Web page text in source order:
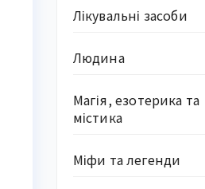
Лікувальні засоби
Людина
Магія, езотерика та
містика
Міфи та легенди